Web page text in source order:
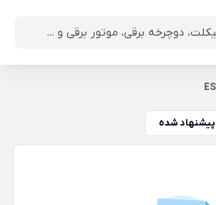
پیشنهاد شده